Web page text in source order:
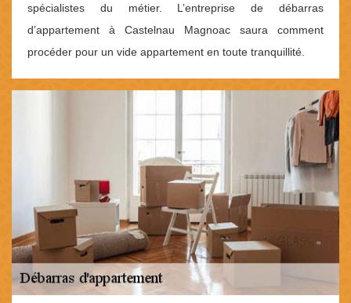
spécialistes du métier. L’entreprise de débarras
d’appartement à Castelnau Magnoac saura comment
procéder pour un vide appartement en toute tranquillité.